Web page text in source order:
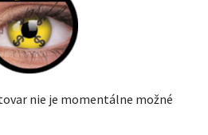
nie je momentálne možné